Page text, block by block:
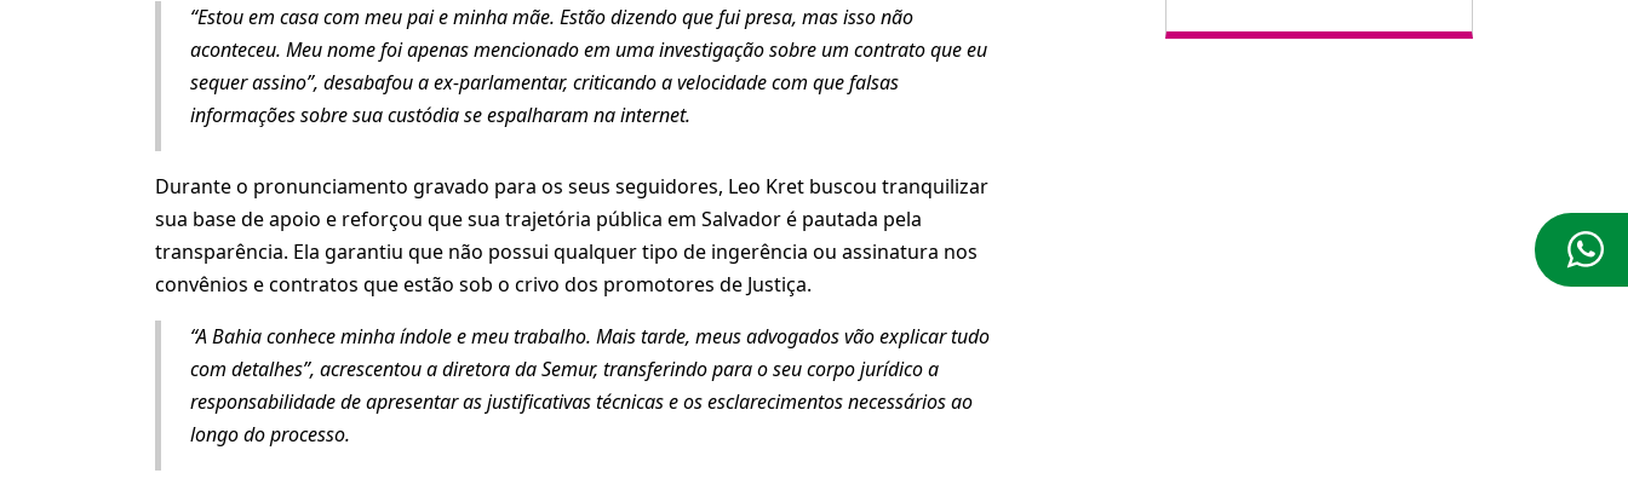
“Estou em casa com meu pai e minha mãe. Estão dizendo que fui presa, mas isso não
aconteceu. Meu nome foi apenas mencionado em uma investigação sobre um contrato que eu
sequer assino”, desabafou a ex-parlamentar, criticando a velocidade com que falsas
informações sobre sua custódia se espalharam na internet.
Durante o pronunciamento gravado para os seus seguidores, Leo Kret buscou tranquilizar
sua base de apoio e reforçou que sua trajetória pública em Salvador é pautada pela
transparência. Ela garantiu que não possui qualquer tipo de ingerência ou assinatura nos
convênios e contratos que estão sob o crivo dos promotores de Justiça.
“A Bahia conhece minha índole e meu trabalho. Mais tarde, meus advogados vão explicar tudo
com detalhes”, acrescentou a diretora da Semur, transferindo para o seu corpo jurídico a
responsabilidade de apresentar as justificativas técnicas e os esclarecimentos necessários ao
longo do processo.